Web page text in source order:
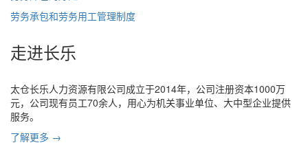
劳务承包和劳务用工管理制度
走进长乐
太仓长乐人力资源有限公司成立于2014年，公司注册资本1000万
元，公司现有员工70余人，用心为机关事业单位、大中型企业提供
服务。
了解更多 →